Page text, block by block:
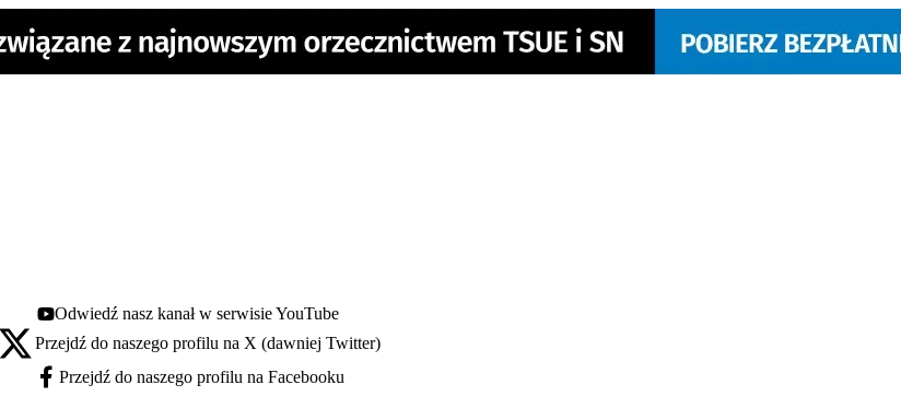
Youtube - otwiera się w nowej karcie
Odwiedź nasz kanał w serwisie YouTube
X - otwiera się w nowej karcie
Przejdź do naszego profilu na X (dawniej Twitter)
Facebook - otwiera się w nowej karcie
Przejdź do naszego profilu na Facebooku